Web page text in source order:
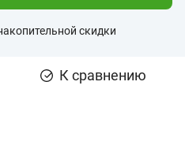
скидки
К сравнению